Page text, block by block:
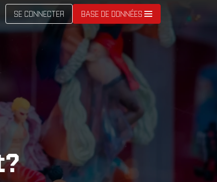
SE CONNECTER BASE DE DONNÉES